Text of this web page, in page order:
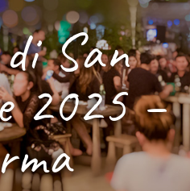
San
2025 –